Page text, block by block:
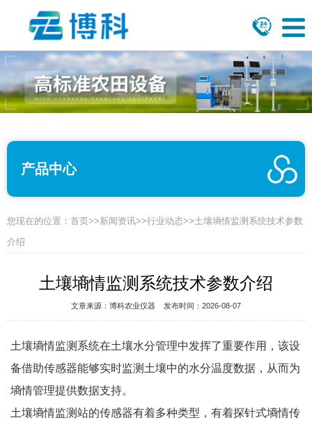
产品中心
您现在的位置： 首页>>新闻资讯>>行业动态>>土壤墒情监测系统技术参数
介绍
土壤墒情监测系统技术参数介绍
文章来源： 博科农业仪器 发布时间：2026-08-07
土壤墒情监测系统在土壤水分管理中发挥了重要作用，该设
备借助传感器能够实时监测土壤中的水分温度数据，从而为
墒情管理提供数据支持。
土壤墒情监测站的传感器有着多种类型，有着探针式墒情传